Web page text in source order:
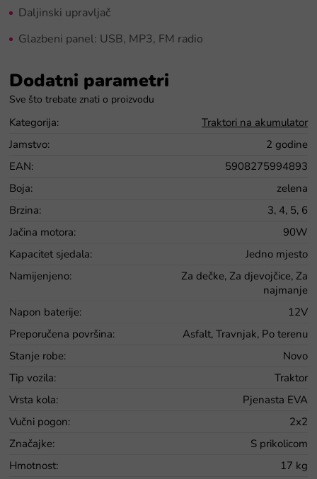
Daljinski upravljač
Glazbeni panel: USB, MP3, FM radio
Dodatni parametri
Kategorija:
Traktori na akumulator
Jamstvo:
2 godine
EAN:
5908275994893
Boja:
zelena
Brzina:
3, 4, 5, 6
Jačina motora:
90W
Kapacitet sjedala:
Jedno mjesto
Namijenjeno:
Za dečke, Za djevojčice, Za
najmanje
Napon baterije:
12V
Preporučena površina:
Asfalt, Travnjak, Po terenu
Stanje robe:
Novo
Tip vozila:
Traktor
Vrsta kola:
Pjenasta EVA
Vučni pogon:
2x2
Značajke:
S prikolicom
Hmotnost: 17 kg